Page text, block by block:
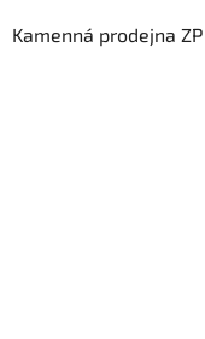
Kamenná prodejna